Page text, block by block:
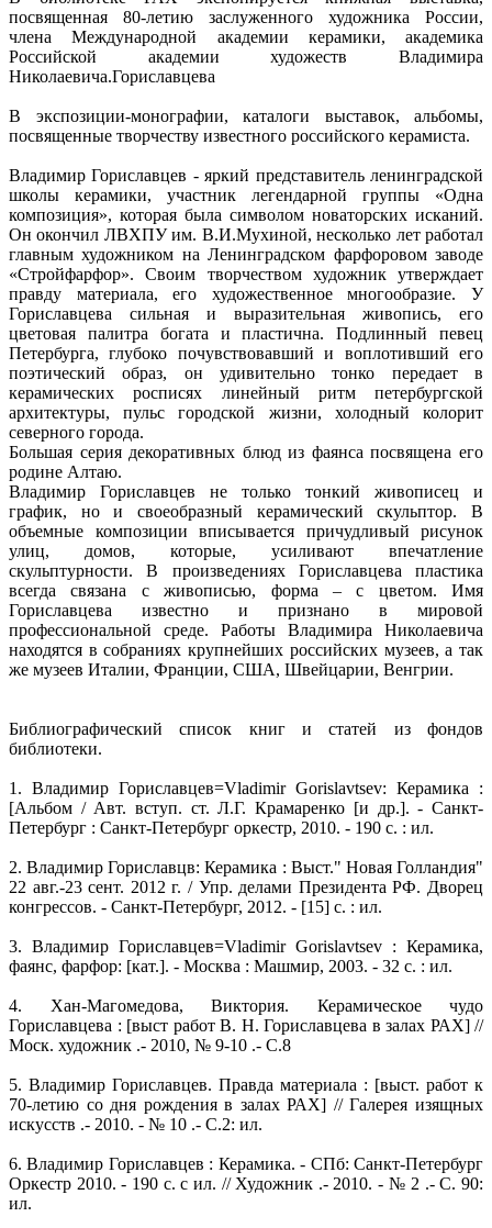
поcвященная 80-летию заслуженного художника России,
члена Международной академии керамики, академика
Российской академии художеств Владимира
Николаевича.Гориславцева
В экспозиции-монографии, каталоги выставок, альбомы,
посвященные творчеству известного российского керамиста.
Владимир Гориславцев - яркий представитель ленинградской
школы керамики, участник легендарной группы «Одна
композиция», которая была символом новаторских исканий.
Он окончил ЛВХПУ им. В.И.Мухиной, несколько лет работал
главным художником на Ленинградском фарфоровом заводе
«Стройфарфор». Своим творчеством художник утверждает
правду материала, его художественное многообразие. У
Гориславцева сильная и выразительная живопись, его
цветовая палитра богата и пластична. Подлинный певец
Петербурга, глубоко почувствовавший и воплотивший его
поэтический образ, он удивительно тонко передает в
керамических росписях линейный ритм петербургской
архитектуры, пульс городской жизни, холодный колорит
северного города.
Большая серия декоративных блюд из фаянса посвящена его
родине Алтаю.
Владимир Гориславцев не только тонкий живописец и
график, но и своеобразный керамический скульптор. В
объемные композиции вписывается причудливый рисунок
улиц, домов, которые, усиливают впечатление
скульптурности. В произведениях Гориславцева пластика
всегда связана с живописью, форма – с цветом. Имя
Гориславцева известно и признано в мировой
профессиональной среде. Работы Владимира Николаевича
находятся в собраниях крупнейших российских музеев, а так
же музеев Италии, Франции, США, Швейцарии, Венгрии.
Библиографический список книг и статей из фондов
библиотеки.
1. Владимир Гориславцев=Vladimir Gorislavtsev: Керамика :
[Альбом / Авт. вступ. ст. Л.Г. Крамаренко [и др.]. - Санкт-
Петербург : Санкт-Петербург оркестр, 2010. - 190 с. : ил.
2. Владимир Гориславцв: Керамика : Выст." Новая Голландия"
22 авг.-23 сент. 2012 г. / Упр. делами Президента РФ. Дворец
конгрессов. - Санкт-Петербург, 2012. - [15] c. : ил.
3. Владимир Гориславцев=Vladimir Gorislavtsev : Керамика,
фаянс, фарфор: [кат.]. - Москва : Машмир, 2003. - 32 с. : ил.
4. Хан-Магомедова, Виктория. Керамическое чудо
Гориславцева : [выст работ В. Н. Гориславцева в залах РАХ] //
Моск. художник .- 2010, № 9-10 .- С.8
5. Владимир Гориславцев. Правда материала : [выст. работ к
70-летию со дня рождения в залах РАХ] // Галерея изящных
искусств .- 2010. - № 10 .- С.2: ил.
6. Владимир Гориславцев : Керамика. - СПб: Санкт-Петербург
Оркестр 2010. - 190 с. с ил. // Художник .- 2010. - № 2 .- С. 90:
ил.